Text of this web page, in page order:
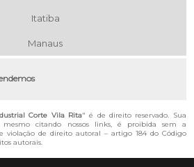
Itatiba
Manaus
Corte Vila Rita" é de direito reservado. Sua
citando nossos links, é proibida sem a
violação de direito autoral – artigo 184 do Código
autorais.